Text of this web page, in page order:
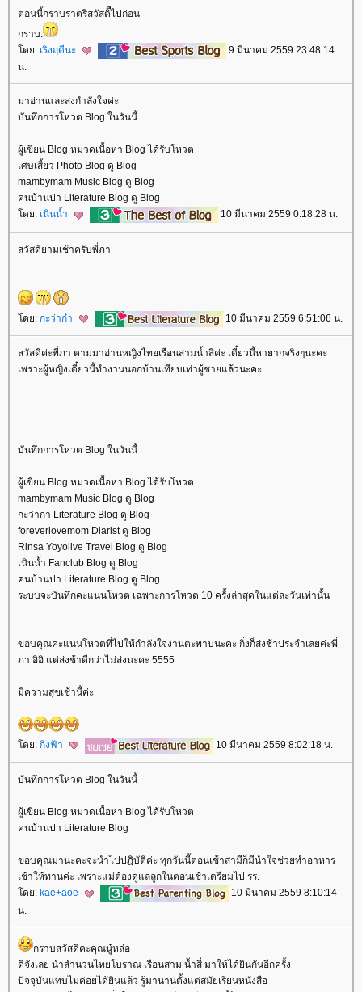
ตอนนี้กราบราตรีสวัสดิืไปก่อน
กราบ.
ดย: เริงฤดีนะ
9 มีนาคม 2559 23:48:14
น.
มาอ่านและส่งกำลังใจค่ะ
บันทึกการโหวต Blog ในวันนี้
ผู้เขียน Blog หมวดเนื้อหา Blog ได้รับโหวต
เศษเสี้ยว Photo Blog ดู Blog
mambymam Music Blog ดู Blog
คนบ้านป่า Literature Blog ดู Blog
ดย: เนินน้ำ 10 มีนาคม 2559 0:18:28 น.
สวัสดียามเช้าครับพี่ภา
ดย: กะว่าก๋า 10 มีนาคม 2559 6:51:06 น.
สวัสดีค่ะพี่ภา ตามมาอ่านหญิงไทยเรือนสามน้ำสี่ค่ะ เดี๋ยวนี้หายากจริงๆนะคะ
เพราะผู้หญิงเดี๋ยวนี้ทำงานนอกบ้านเทียบเท่าผู้ชายแล้วนะคะ
บันทึกการโหวต Blog ในวันนี้
ผู้เขียน Blog หมวดเนื้อหา Blog ได้รับโหวต
mambymam Music Blog ดู Blog
กะว่าก๋า Literature Blog ดู Blog
foreverlovemom Diarist ดู Blog
Rinsa Yoyolive Travel Blog ดู Blog
เนินน้ำ Fanclub Blog ดู Blog
คนบ้านป่า Literature Blog ดู Blog
ระบบจะบันทึกคะแนนโหวต เฉพาะการโหวต 10 ครั้งล่าสุดในแต่ละวันเท่านั้น
ขอบคุณคะแนนโหวตที่ไปให้กำลังใจงานตะพาบนะคะ กิ่งก็ส่งช้าประจำเลยค่ะพี่
ภา อิอิ แต่ส่งช้าดีกว่าไม่ส่งนะคะ 5555
มีความสุขเช้านี้ค่ะ
ดย: กิ่งฟ้า 10 มีนาคม 2559 8:02:18 น.
บันทึกการโหวต Blog ในวันนี้
ผู้เขียน Blog หมวดเนื้อหา Blog ได้รับโหวต
คนบ้านป่า Literature Blog
ขอบคุณมานะคะจะนำไปปฎิบัติค่ะ ทุกวันนี้ตอนเช้าสามีก็มีนำใจช่วยทำอาหาร
เช้าให้ทานค่ะ เพราะแม่ต้องดูแลลูกในตอนเช้าเตรียมไป รร.
ดย: kae+aoe
10 มีนาคม 2559 8:10:14
น.
กราบสวัสดีคะคุณนู๋หล่อ
ดีจังเลย นำสำนวนไทยโบราณ เรือนสาม นัำสี่ มาให้ได้ยินกันอีกครั้ง
ปัจจุบันแทบไม่ค่อยได้ยินแล้ว รู้มานานตั้งแต่สมัยเรียนหนังสือ